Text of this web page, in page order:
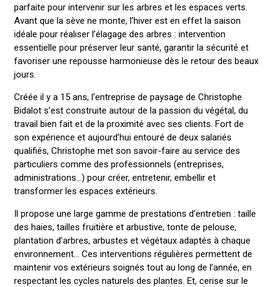
parfaite pour intervenir sur les arbres et les espaces verts.
Avant que la sève ne monte, l’hiver est en effet la saison
idéale pour réaliser l’élagage des arbres : intervention
essentielle pour préserver leur santé, garantir la sécurité et
favoriser une repousse harmonieuse dès le retour des beaux
jours.
Créée il y a 15 ans, l’entreprise de paysage de Christophe
Bidalot s’est construite autour de la passion du végétal, du
travail bien fait et de la proximité avec ses clients. Fort de
son expérience et aujourd’hui entouré de deux salariés
qualifiés, Christophe met son savoir-faire au service des
particuliers comme des professionnels (entreprises,
administrations…) pour créer, entretenir, embellir et
transformer les espaces extérieurs.
Il propose une large gamme de prestations d’entretien : taille
des haies, tailles fruitière et arbustive, tonte de pelouse,
plantation d’arbres, arbustes et végétaux adaptés à chaque
environnement… Ces interventions régulières permettent de
maintenir vos extérieurs soignés tout au long de l’année, en
respectant les cycles naturels des plantes. Et, cerise sur le